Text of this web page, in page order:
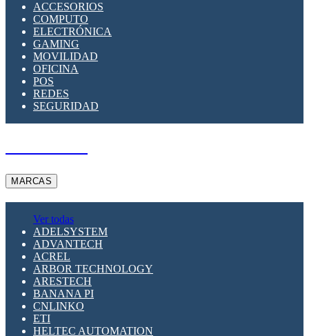
SUPRESOR DE TRANSIENTES SPDS PARA
APLICACIONES FOTOVOLTAICAS
ACCESORIOS
COMPUTO
ELECTRÓNICA
GAMING
MOVILIDAD
OFICINA
POS
REDES
SEGURIDAD
MARCAS
Ver todas
ADELSYSTEM
ADVANTECH
ACREL
ARBOR TECHNOLOGY
ARESTECH
BANANA PI
CNLINKO
ETI
HELTEC AUTOMATION